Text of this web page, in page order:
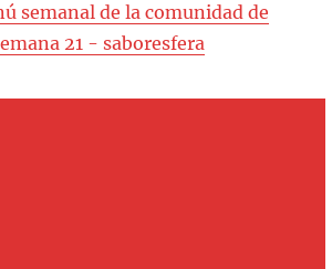
semanal de la comunidad de
21 - saboresfera